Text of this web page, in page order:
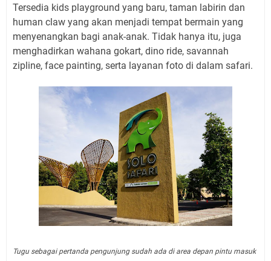
Tersedia kids playground yang baru, taman labirin dan
human claw yang akan menjadi tempat bermain yang
menyenangkan bagi anak-anak. Tidak hanya itu, juga
menghadirkan wahana gokart, dino ride, savannah
zipline, face painting, serta layanan foto di dalam safari.
Tugu sebagai pertanda pengunjung sudah ada di area depan pintu masuk